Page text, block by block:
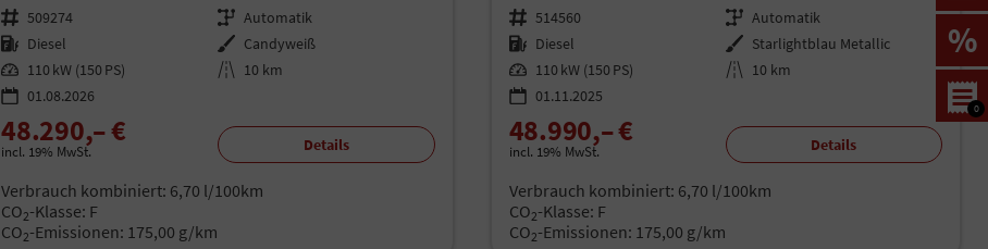
Fahrzeugnr. 509274 Getriebe Automatik
Kraftstoff Diesel Außenfarbe Candyweiß
Leistung 110 kW (150 PS) Kilometerstand 10 km
01.08.2026
48.290,– €
incl. 19% MwSt. Details
Verbrauch kombiniert: 6,70 l/100km
CO2-Klasse: F
CO2-Emissionen: 175,00 g/km
Fahrzeugnr. 514560 Getriebe Automatik
Kraftstoff Diesel Außenfarbe Starlightblau Metallic
Leistung 110 kW (150 PS) Kilometerstand 10 km
01.11.2025
48.990,– €
incl. 19% MwSt. Details
Verbrauch kombiniert: 6,70 l/100km
CO2-Klasse: F
CO2-Emissionen: 175,00 g/km
%
0